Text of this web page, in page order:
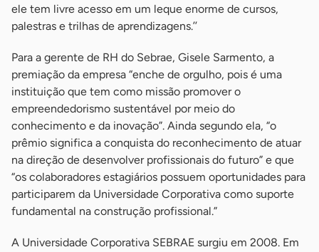
ele tem livre acesso em um leque enorme de cursos,
palestras e trilhas de aprendizagens.’’
Para a gerente de RH do Sebrae, Gisele Sarmento, a
premiação da empresa “enche de orgulho, pois é uma
instituição que tem como missão promover o
empreendedorismo sustentável por meio do
conhecimento e da inovação”. Ainda segundo ela, “o
prêmio significa a conquista do reconhecimento de atuar
na direção de desenvolver profissionais do futuro” e que
“os colaboradores estagiários possuem oportunidades para
participarem da Universidade Corporativa como suporte
fundamental na construção profissional.”
A Universidade Corporativa SEBRAE surgiu em 2008. Em